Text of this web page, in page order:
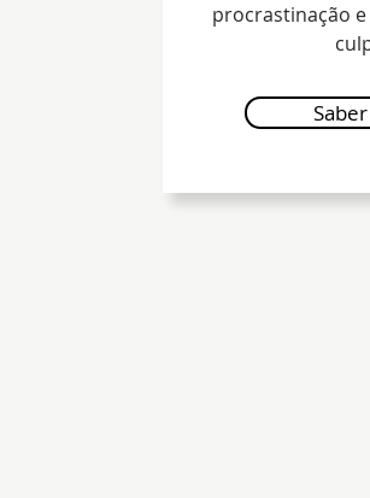
procrastinação